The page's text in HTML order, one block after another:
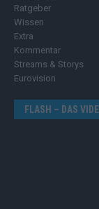
Ratgeber
Wissen
Extra
Kommentar
Streams & Storys
Eurovision
FLASH – DAS